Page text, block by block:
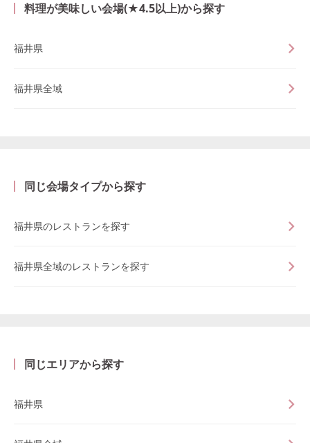
料理が美味しい会場(★4.5以上)から探す
福井県
福井県全域
同じ会場タイプから探す
福井県のレストランを探す
福井県全域のレストランを探す
同じエリアから探す
福井県